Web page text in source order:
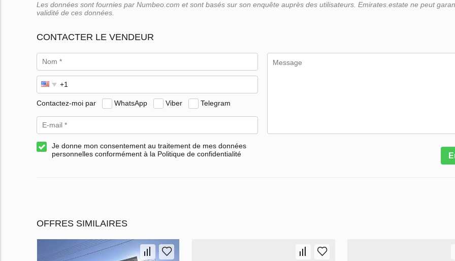
Les données sont fournies par Numbeo.com et sont basés sur son enquête auprès des utilisateurs. Emirates.estate ne peut
validité de ces données.
CONTACTER LE VENDEUR
Contactez-moi par WhatsApp Viber Telegram
Je donne mon consentement au traitement de mes données
personnelles conformément à la Politique de confidentialité
OFFRES SIMILAIRES